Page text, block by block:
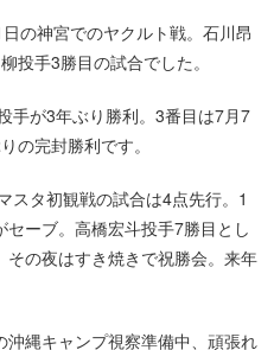
の神宮でのヤクルト戦。石川昂
投手3勝目の試合でした。
手が3年ぶり勝利。3番目は7月7
の完封勝利です。
スタ初観戦の試合は4点先行。1
ーブ。高橋宏斗投手7勝目とし
の夜はすき焼きで祝勝会。来年
縄キャンプ視察準備中、頑張れ